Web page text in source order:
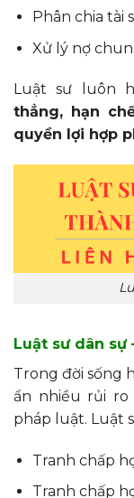
Phân chia tài
Xử lý nợ
Luật sư luôn
thẳng, hạn
quyền lợi hợp
Luật sư dân sự
Trong đời sống
ẩn nhiều rủi
pháp luật. Luật
Tranh chấp
Tranh chấp